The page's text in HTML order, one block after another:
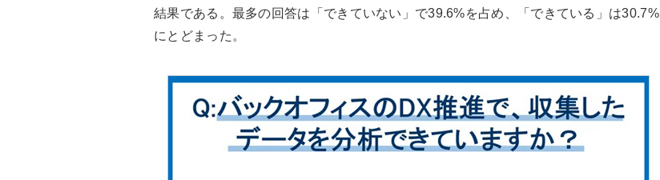
結果である。最多の回答は「できていない」で39.6%を占め、「できている」は30.7%
にとどまった。